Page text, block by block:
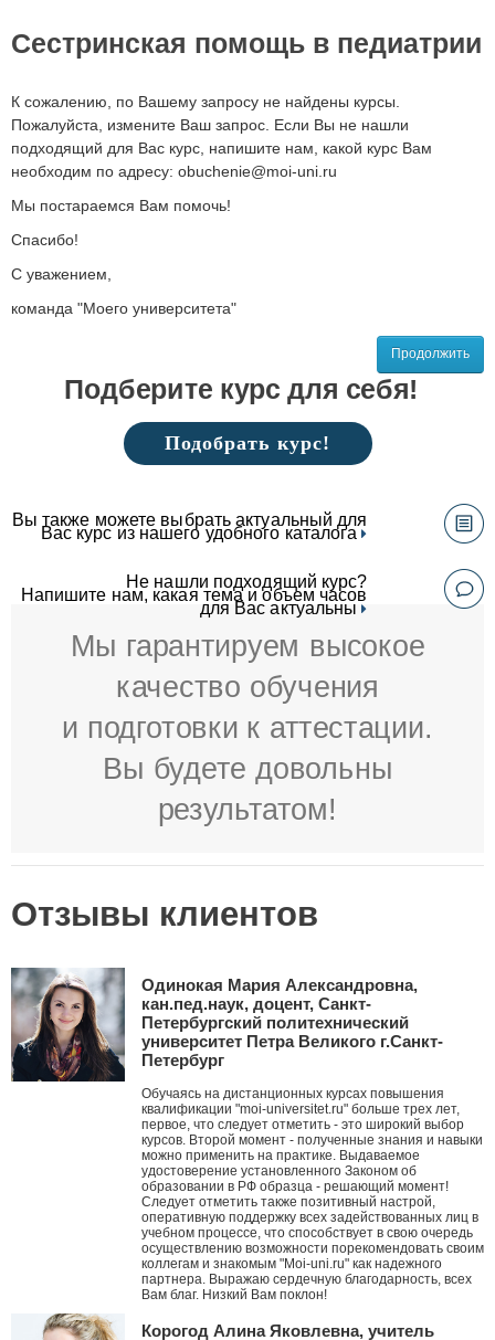
Сестринская помощь в педиатрии
К сожалению, по Вашему запросу не найдены курсы.
Пожалуйста, измените Ваш запрос. Если Вы не нашли
подходящий для Вас курс, напишите нам, какой курс Вам
необходим по адресу: obuchenie@moi-uni.ru
Мы постараемся Вам помочь!
Спасибо!
С уважением,
команда "Моего университета"
Продолжить
Подберите курс для себя!
Подобрать курс!
Вы также можете выбрать актуальный для
Вас курс из нашего удобного каталога
Не нашли подходящий курс?
Напишите нам, какая тема и объем часов
для Вас актуальны
Мы гарантируем высокое
качество обучения
и подготовки к аттестации.
Вы будете довольны
результатом!
Отзывы клиентов
Одинокая Мария Александровна,
кан.пед.наук, доцент, Санкт-
Петербургский политехнический
университет Петра Великого г.Санкт-
Петербург
Обучаясь на дистанционных курсах повышения
квалификации "moi-universitet.ru" больше трех лет,
первое, что следует отметить - это широкий выбор
курсов. Второй момент - полученные знания и навыки
можно применить на практике. Выдаваемое
удостоверение установленного Законом об
образовании в РФ образца - решающий момент!
Следует отметить также позитивный настрой,
оперативную поддержку всех задействованных лиц в
учебном процессе, что способствует в свою очередь
осуществлению возможности порекомендовать своим
коллегам и знакомым "Moi-uni.ru" как надежного
партнера. Выражаю сердечную благодарность, всех
Вам благ. Низкий Вам поклон!
Корогод Алина Яковлевна, учитель